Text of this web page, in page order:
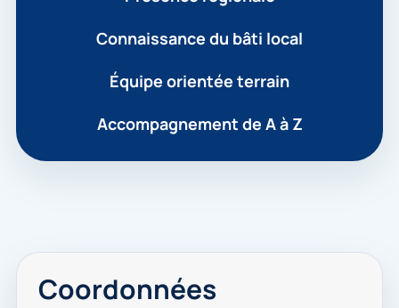
Connaissance du bâti local
Équipe orientée terrain
Accompagnement de A à Z
Coordonnées